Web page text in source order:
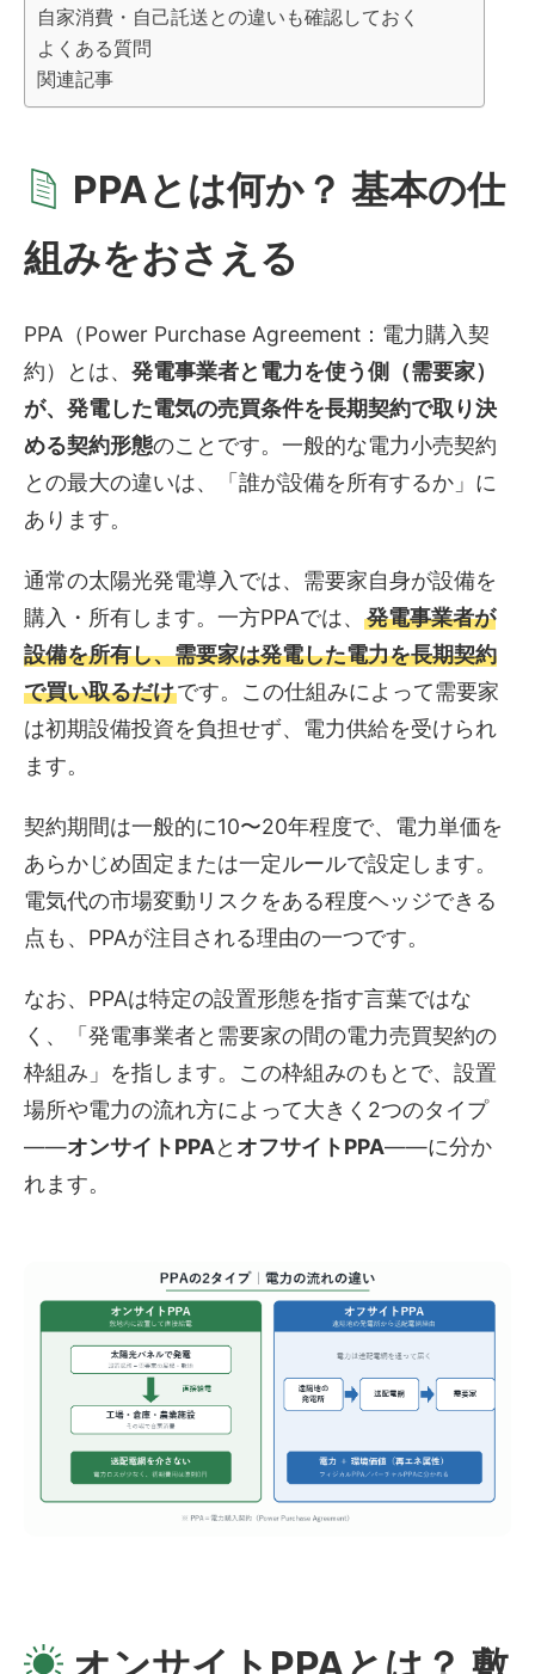
自家消費・自己託送との違いも確認しておく
よくある質問
関連記事
PPAとは何か？ 基本の仕
組みをおさえる
PPA（Power Purchase Agreement：電力購入契
約）とは、 発電事業者と電力を使う側（需要家）
が、発電した電気の売買条件を長期契約で取り決
める契約形態のことです。一般的な電力小売契約
との最大の違いは、「誰が設備を所有するか」に
あります。
通常の太陽光発電導入では、需要家自身が設備を
購入・所有します。一方PPAでは、 発電事業者が
設備を所有し、需要家は発電した電力を長期契約
で買い取るだけです。この仕組みによって需要家
は初期設備投資を負担せず、電力供給を受けられ
ます。
契約期間は一般的に10〜20年程度で、電力単価を
あらかじめ固定または一定ルールで設定します。
電気代の市場変動リスクをある程度ヘッジできる
点も、PPAが注目される理由の一つです。
なお、PPAは特定の設置形態を指す言葉ではな
く、「発電事業者と需要家の間の電力売買契約の
枠組み」を指します。この枠組みのもとで、設置
場所や電力の流れ方によって大きく2つのタイプ
——オンサイトPPAと オフサイトPPA——に分か
れます。
オンサイトPPAとは？ 敷